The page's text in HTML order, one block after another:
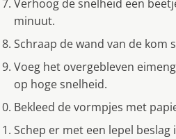
Verhoog de snelheid een
minuut.
Schraap de wand van de kom
Voeg het overgebleven
op hoge snelheid.
Bekleed de vormpjes met
Schep er met een lepel